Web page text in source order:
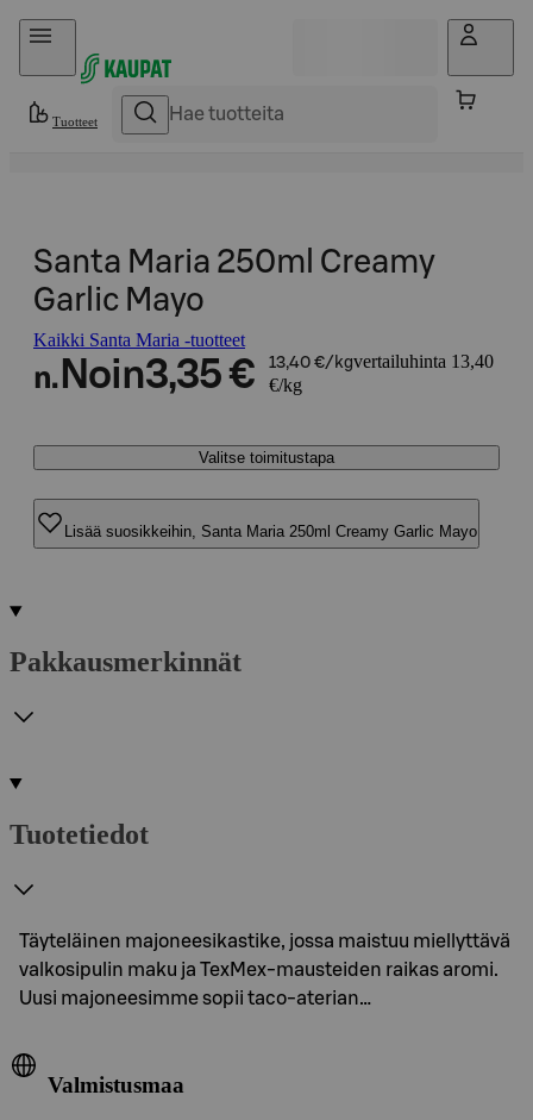
Hyppää sisältöön
Tuotteet
Santa Maria 250ml Creamy
Garlic Mayo
Kaikki Santa Maria -tuotteet
n. Noin3,35 € 13,40 €/kgvertailuhinta 13,40
€/kg
Valitse toimitustapa
Lisää suosikkeihin, Santa Maria 250ml Creamy Garlic Mayo
Pakkausmerkinnät
Tuotetiedot
Täyteläinen majoneesikastike, jossa maistuu miellyttävä
valkosipulin maku ja TexMex-mausteiden raikas aromi.
Uusi majoneesimme sopii taco-aterian…
Valmistusmaa